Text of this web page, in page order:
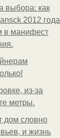
выбора: как
2012 года
в манифест
из-за
метры.
дом словно
и жизнь